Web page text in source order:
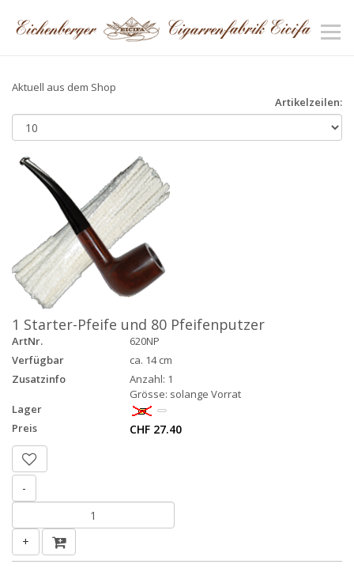
Aktuell aus dem Shop
Artikelzeilen:
1 Starter-Pfeife und 80 Pfeifenputzer
ArtNr.
620NP
Verfügbar
ca. 14 cm
Zusatzinfo
Anzahl: 1
Grösse: solange Vorrat
Lager
Preis
CHF 27.40
-
+